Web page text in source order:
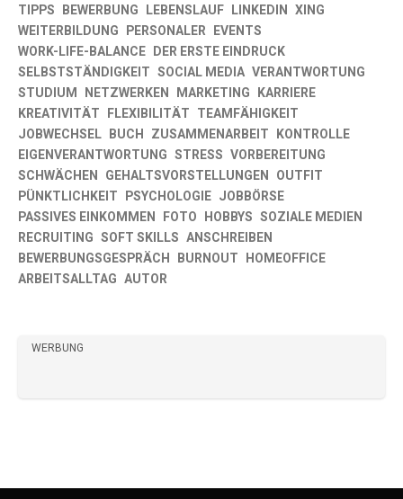
TIPPS BEWERBUNG LEBENSLAUF LINKEDIN XING
WEITERBILDUNG PERSONALER EVENTS
WORK-LIFE-BALANCE DER ERSTE EINDRUCK
SELBSTSTÄNDIGKEIT SOCIAL MEDIA VERANTWORTUNG
STUDIUM NETZWERKEN MARKETING KARRIERE
KREATIVITÄT FLEXIBILITÄT TEAMFÄHIGKEIT
JOBWECHSEL BUCH ZUSAMMENARBEIT KONTROLLE
EIGENVERANTWORTUNG STRESS VORBEREITUNG
SCHWÄCHEN GEHALTSVORSTELLUNGEN OUTFIT
PÜNKTLICHKEIT PSYCHOLOGIE JOBBÖRSE
PASSIVES EINKOMMEN FOTO HOBBYS SOZIALE MEDIEN
RECRUITING SOFT SKILLS ANSCHREIBEN
BEWERBUNGSGESPRÄCH BURNOUT HOMEOFFICE
ARBEITSALLTAG AUTOR
WERBUNG